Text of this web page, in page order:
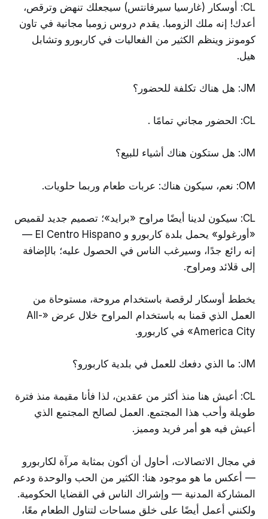
CL: أوسكار (غارسيا سيرفانتس) سيجعلك تنهض وترقص،
أعدك! إنه ملك الزومبا. يقدم دروس زومبا مجانية في تاون
كومونز وينظم الكثير من الفعاليات في كاربورو وتشابل
هيل.
JM: هل هناك تكلفة للحضور؟
CL: الحضور مجاني تمامًا .
JM: هل ستكون هناك أشياء للبيع؟
OM: نعم، سيكون هناك: عربات طعام وربما حلويات.
CL: سيكون لدينا أيضًا مراوح «برايد»؛ تصميم جديد لقميص
«أورغولو» يحمل بلدة كاربورو و El Centro Hispano —
إنه رائع جدًا، وسيرغب الناس في الحصول عليه؛ بالإضافة
إلى قلائد ومراوح.
يخطط أوسكار لرقصة باستخدام مروحة، مستوحاة من
العمل الذي قمنا به باستخدام المراوح خلال عرض «All-
America City» في كاربورو.
JM: ما الذي دفعك للعمل في بلدية كاربورو؟
CL: أعيش هنا منذ أكثر من عقدين، لذا فأنا مقيمة منذ فترة
طويلة وأحب هذا المجتمع. العمل لصالح المجتمع الذي
أعيش فيه هو أمر فريد ومميز.
في مجال الاتصالات، أحاول أن أكون بمثابة مرآة لكاربورو
— أعكس ما هو موجود هنا: الكثير من الحب والوحدة ودعم
المشاركة المدنية — وإشراك الناس في القضايا الحكومية.
ولكنني أعمل أيضًا على خلق مساحات لتناول الطعام معًا،